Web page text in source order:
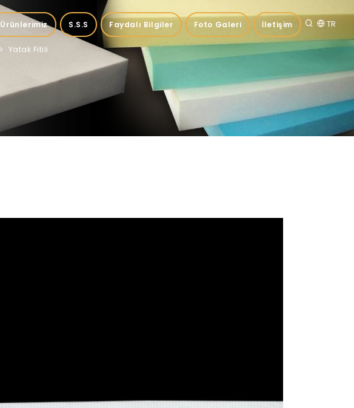
TR
Ürünlerimiz S.S.S Faydalı Bilgiler Foto Galeri İletişim
Yatak Fitili